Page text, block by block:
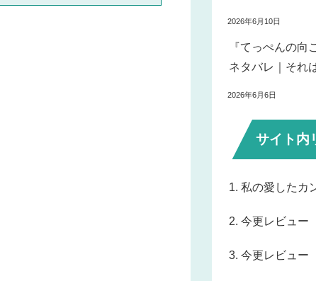
2026年6月10日
『てっぺんの向
ネタバレ｜それ
2026年6月6日
サイト内
1. 私の愛したカ
2. 今更レビュー
3. 今更レビュー